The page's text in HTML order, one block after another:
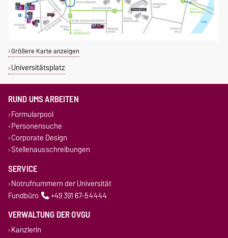
Größere Karte anzeigen
Universitätsplatz
RUND UMS ARBEITEN
Formularpool
Personensuche
Corporate Design
Stellenausschreibungen
SERVICE
Notrufnummern der Universität
Fundbüro
+49 391 67-54444
VERWALTUNG DER OVGU
Kanzlerin